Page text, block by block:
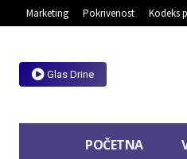
Marketing Pokrivenost Kodeks
Glas Drine
POČETNA